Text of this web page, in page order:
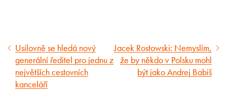
Předcházející
článek
Usilovně se hledá nový
generální ředitel pro jednu z
největších cestovních
kanceláří
Následující
článek
Jacek Rostowski: Nemyslím,
že by někdo v Polsku mohl
být jako Andrej Babiš